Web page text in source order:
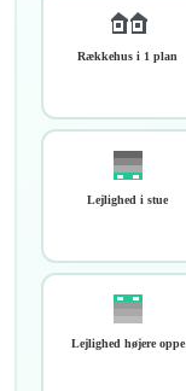
Rækkehus i 1 plan
Lejlighed i stue
Lejlighed højere oppe